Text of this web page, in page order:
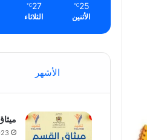
25
℃
الأثنين
27
℃
الثلاثاء
الأشهر